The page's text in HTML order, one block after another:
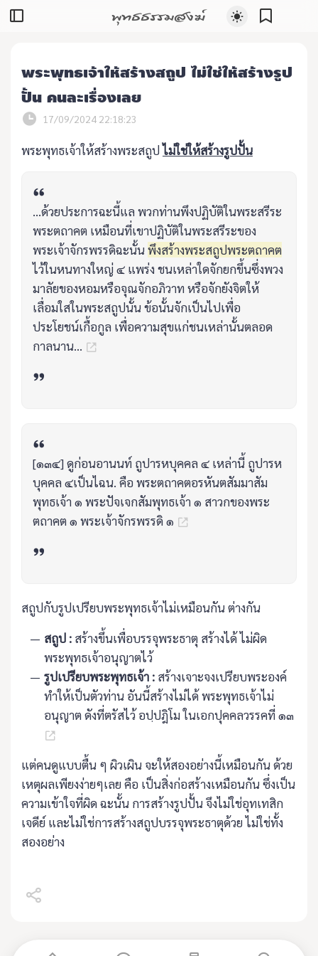
พุทธธรรมสงฆ์
พระพุทธเจ้าให้สร้างสถูป ไม่ใช่ให้สร้างรูป
ปั้น คนละเรื่องเลย
17/09/2024 22:18:23
พระพุทธเจ้าให้สร้างพระสถูปไม่ใช่ให้สร้างรูปปั้น
...ด้วยประการฉะนี้แล พวกท่านพึงปฏิบัติในพระสรีระ
พระตถาคต เหมือนที่เขาปฏิบัติในพระสรีระของ
พระเจ้าจักรพรรดิฉะนั้น พึงสร้างพระสถูปพระตถาคต
ไว้ในหนทางใหญ่ ๔ แพร่ง ชนเหล่าใดจักยกขึ้นซึ่งพวง
มาลัยของหอมหรือจุณจักอภิวาท หรือจักยังจิตให้
เลื่อมใสในพระสถูปนั้น ข้อนั้นจักเป็นไปเพื่อ
ประโยชน์เกื้อกูล เพื่อความสุขแก่ชนเหล่านั้นตลอด
กาลนาน...
[๑๓๔] ดูก่อนอานนท์ ถูปารหบุคคล ๔ เหล่านี้ ถูปารห
บุคคล ๔เป็นไฉน. คือ พระตถาคตอรหันตสัมมาสัม
พุทธเจ้า ๑ พระปัจเจกสัมพุทธเจ้า ๑ สาวกของพระ
ตถาคต ๑ พระเจ้าจักรพรรดิ ๑
สถูปกับรูปเปรียบพระพุทธเจ้าไม่เหมือนกัน ต่างกัน
สถูป : สร้างขึ้นเพื่อบรรจุพระธาตุ สร้างได้ ไม่ผิด
พระพุทธเจ้าอนุญาตไว้
รูปเปรียบพระพุทธเจ้า : สร้างเจาะจงเปรียบพระองค์
ทำให้เป็นตัวท่าน อันนี้สร้างไม่ได้ พระพุทธเจ้าไม่
อนุญาต ดังที่ตรัสไว้ อปฺปฎิโม ในเอกปุคคลวรรคที่ ๑๓
แต่คนดูแบบตื้น ๆ ผิวเผิน จะให้สองอย่างนี้เหมือนกัน ด้วย
เหตุผลเพียงง่ายๆเลย คือ เป็นสิ่งก่อสร้างเหมือนกัน ซึ่งเป็น
ความเข้าใจที่ผิด ฉะนั้น การสร้างรูปปั้น จึงไม่ใช่อุทเทสิก
เจดีย์ และไม่ใช่การสร้างสถูปบรรจุพระธาตุด้วย ไม่ใช่ทั้ง
สองอย่าง